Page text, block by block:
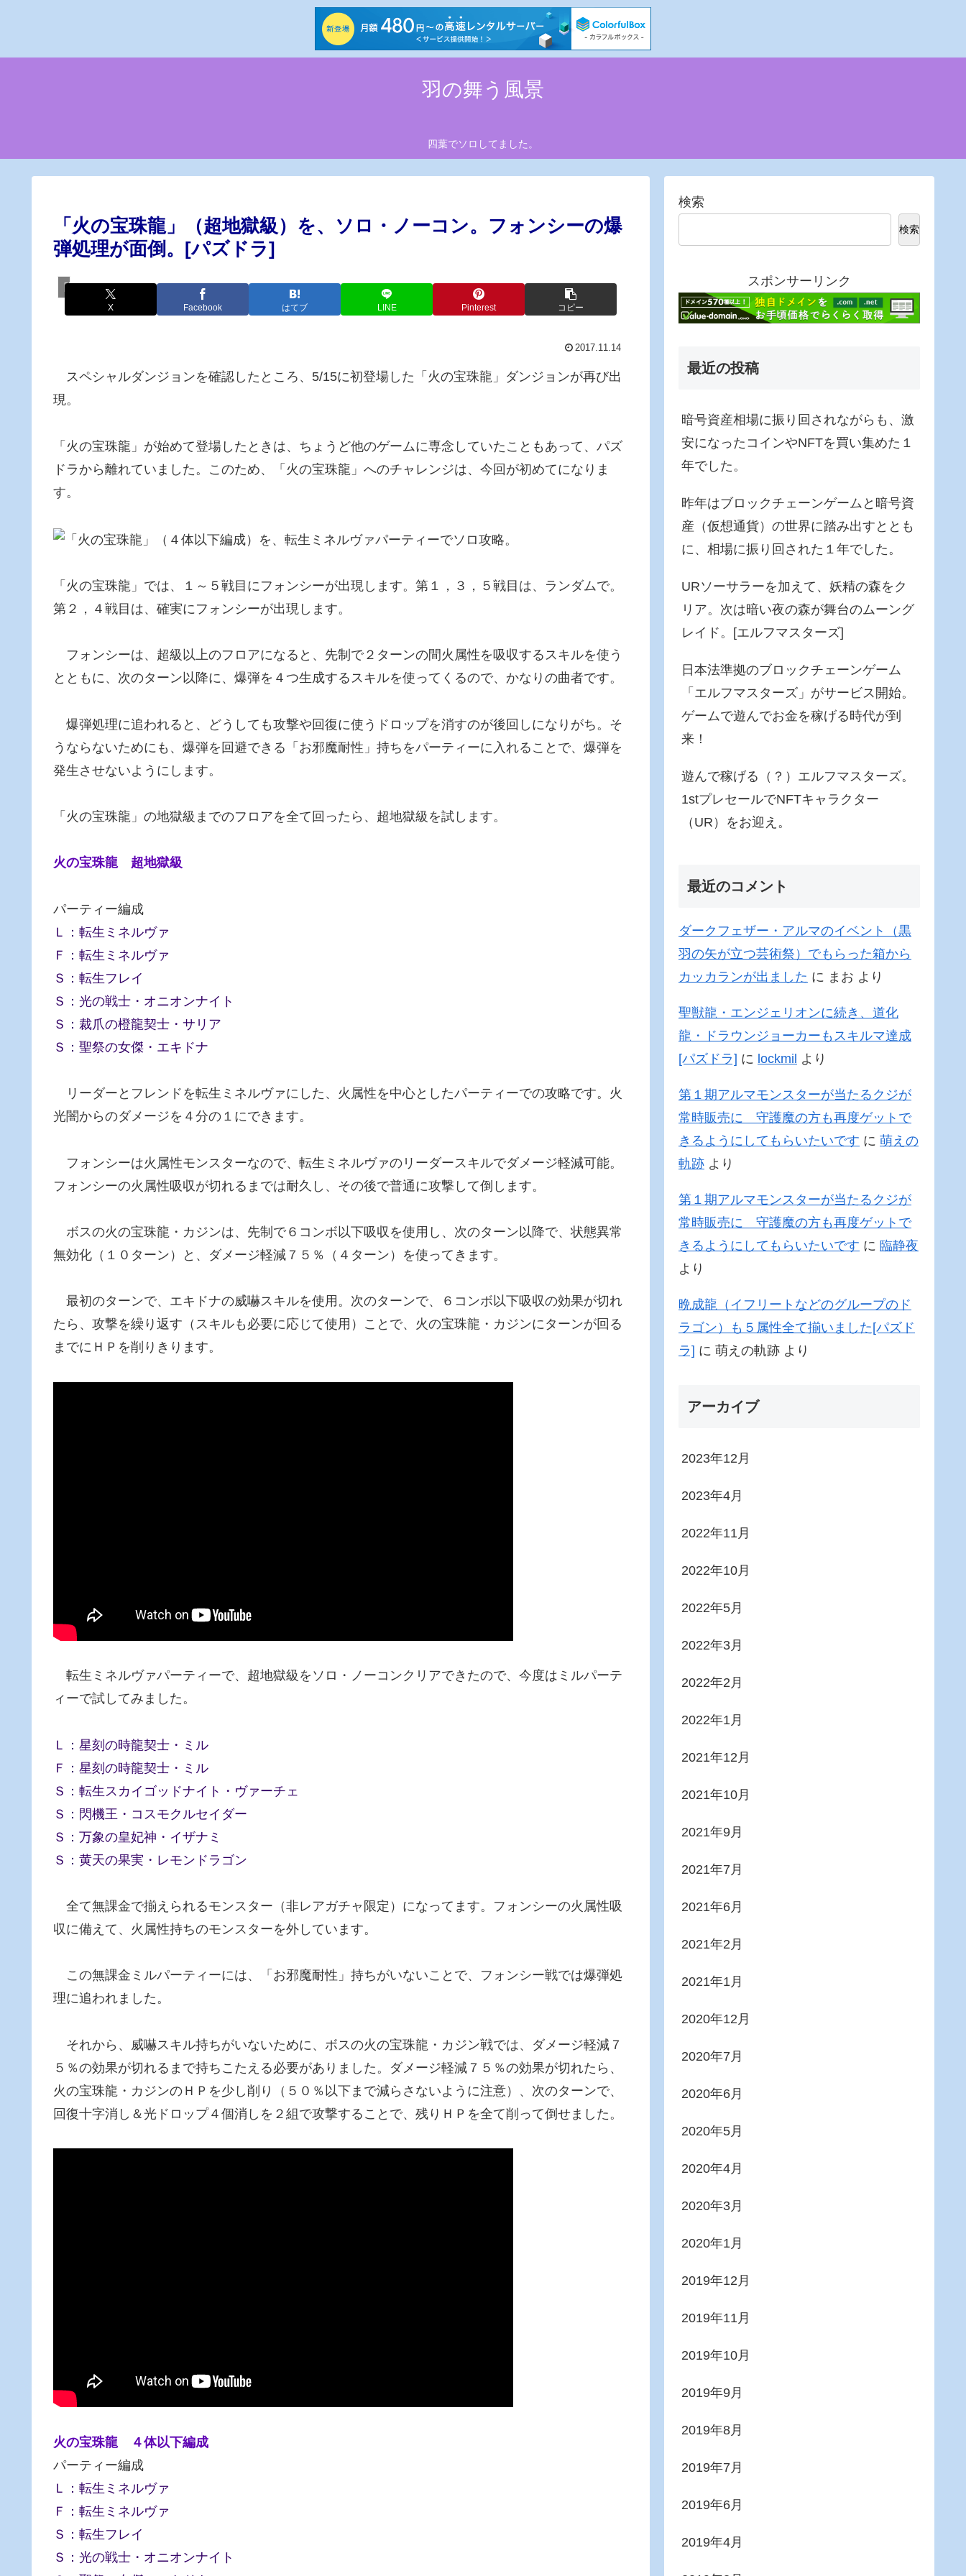
羽の舞う風景
四葉でソロしてました。
「火の宝珠龍」（超地獄級）を、ソロ・ノーコン。フォンシーの爆
弾処理が面倒。[パズドラ]
降臨ダンジョン攻略
X Facebook はてブ LINE Pinterest コピー
2017.11.14
スペシャルダンジョンを確認したところ、5/15に初登場した「火の宝珠龍」ダンジョンが再び出
現。
「火の宝珠龍」が始めて登場したときは、ちょうど他のゲームに専念していたこともあって、パズ
ドラから離れていました。このため、「火の宝珠龍」へのチャレンジは、今回が初めてになりま
す。
「火の宝珠龍」では、１～５戦目にフォンシーが出現します。第１，３，５戦目は、ランダムで。
第２，４戦目は、確実にフォンシーが出現します。
フォンシーは、超級以上のフロアになると、先制で２ターンの間火属性を吸収するスキルを使う
とともに、次のターン以降に、爆弾を４つ生成するスキルを使ってくるので、かなりの曲者です。
爆弾処理に追われると、どうしても攻撃や回復に使うドロップを消すのが後回しになりがち。そ
うならないためにも、爆弾を回避できる「お邪魔耐性」持ちをパーティーに入れることで、爆弾を
発生させないようにします。
「火の宝珠龍」の地獄級までのフロアを全て回ったら、超地獄級を試します。
火の宝珠龍 超地獄級
パーティー編成
Ｌ：転生ミネルヴァ
Ｆ：転生ミネルヴァ
Ｓ：転生フレイ
Ｓ：光の戦士・オニオンナイト
Ｓ：裁爪の橙龍契士・サリア
Ｓ：聖祭の女傑・エキドナ
リーダーとフレンドを転生ミネルヴァにした、火属性を中心としたパーティーでの攻略です。火
光闇からのダメージを４分の１にできます。
フォンシーは火属性モンスターなので、転生ミネルヴァのリーダースキルでダメージ軽減可能。
フォンシーの火属性吸収が切れるまでは耐久し、その後で普通に攻撃して倒します。
ボスの火の宝珠龍・カジンは、先制で６コンボ以下吸収を使用し、次のターン以降で、状態異常
無効化（１０ターン）と、ダメージ軽減７５％（４ターン）を使ってきます。
最初のターンで、エキドナの威嚇スキルを使用。次のターンで、６コンボ以下吸収の効果が切れ
たら、攻撃を繰り返す（スキルも必要に応じて使用）ことで、火の宝珠龍・カジンにターンが回る
までにＨＰを削りきります。
転生ミネルヴァパーティーで、超地獄級をソロ・ノーコンクリアできたので、今度はミルパーテ
ィーで試してみました。
Ｌ：星刻の時龍契士・ミル
Ｆ：星刻の時龍契士・ミル
Ｓ：転生スカイゴッドナイト・ヴァーチェ
Ｓ：閃機王・コスモクルセイダー
Ｓ：万象の皇妃神・イザナミ
Ｓ：黄天の果実・レモンドラゴン
全て無課金で揃えられるモンスター（非レアガチャ限定）になってます。フォンシーの火属性吸
収に備えて、火属性持ちのモンスターを外しています。
この無課金ミルパーティーには、「お邪魔耐性」持ちがいないことで、フォンシー戦では爆弾処
理に追われました。
それから、威嚇スキル持ちがいないために、ボスの火の宝珠龍・カジン戦では、ダメージ軽減７
５％の効果が切れるまで持ちこたえる必要がありました。ダメージ軽減７５％の効果が切れたら、
火の宝珠龍・カジンのＨＰを少し削り（５０％以下まで減らさないように注意）、次のターンで、
回復十字消し＆光ドロップ４個消しを２組で攻撃することで、残りＨＰを全て削って倒せました。
火の宝珠龍 ４体以下編成
パーティー編成
Ｌ：転生ミネルヴァ
Ｆ：転生ミネルヴァ
Ｓ：転生フレイ
Ｓ：光の戦士・オニオンナイト
検索
検索
スポンサーリンク
最近の投稿
暗号資産相場に振り回されながらも、激
安になったコインやNFTを買い集めた１
年でした。
昨年はブロックチェーンゲームと暗号資
産（仮想通貨）の世界に踏み出すととも
に、相場に振り回された１年でした。
URソーサラーを加えて、妖精の森をク
リア。次は暗い夜の森が舞台のムーング
レイド。[エルフマスターズ]
日本法準拠のブロックチェーンゲーム
「エルフマスターズ」がサービス開始。
ゲームで遊んでお金を稼げる時代が到
来！
遊んで稼げる（？）エルフマスターズ。
1stプレセールでNFTキャラクター
（UR）をお迎え。
最近のコメント
ダークフェザー・アルマのイベント（黒
羽の矢が立つ芸術祭）でもらった箱から
カッカランが出ました に まお より
聖獣龍・エンジェリオンに続き、道化
龍・ドラウンジョーカーもスキルマ達成
[パズドラ] に lockmil より
第１期アルマモンスターが当たるクジが
常時販売に 守護魔の方も再度ゲットで
きるようにしてもらいたいです に 萌えの
軌跡 より
第１期アルマモンスターが当たるクジが
常時販売に 守護魔の方も再度ゲットで
きるようにしてもらいたいです に 臨静夜
より
晩成龍（イフリートなどのグループのド
ラゴン）も５属性全て揃いました[パズド
ラ] に 萌えの軌跡 より
アーカイブ
2023年12月
2023年4月
2022年11月
2022年10月
2022年5月
2022年3月
2022年2月
2022年1月
2021年12月
2021年10月
2021年9月
2021年7月
2021年6月
2021年2月
2021年1月
2020年12月
2020年7月
2020年6月
2020年5月
2020年4月
2020年3月
2020年1月
2019年12月
2019年11月
2019年10月
2019年9月
2019年8月
2019年7月
2019年6月
2019年4月